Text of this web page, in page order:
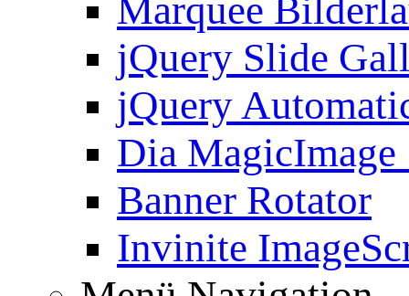
Marquee
jQuery Slide
jQuery
Dia MagicImage
Banner Rotator
Invinite